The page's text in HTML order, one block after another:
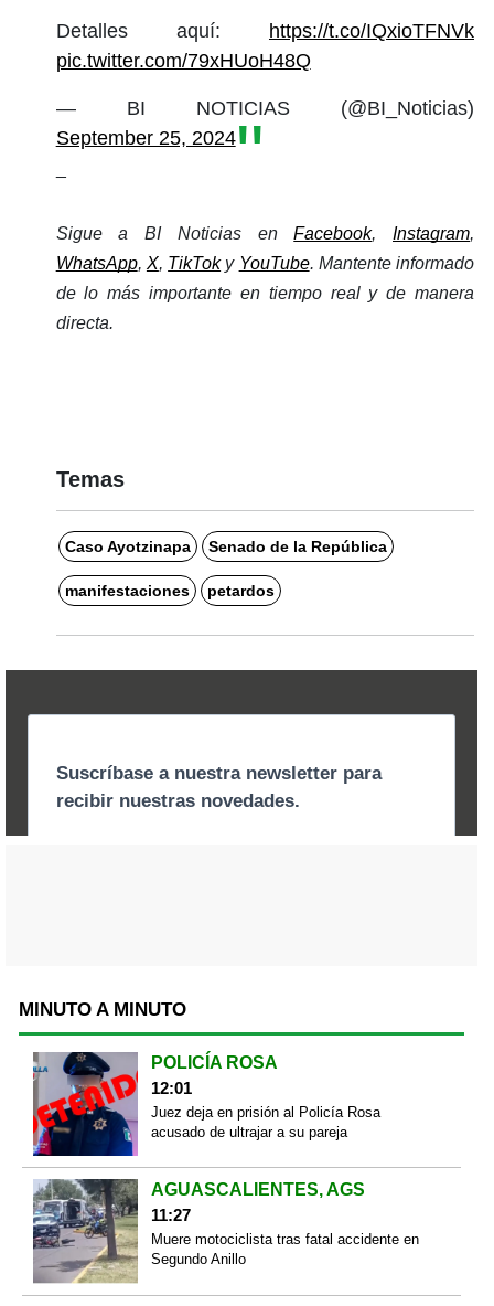
Detalles aquí: https://t.co/IQxioTFNVk
pic.twitter.com/79xHUoH48Q
— BI NOTICIAS (@BI_Noticias)
September 25, 2024
Sigue a BI Noticias en Facebook, Instagram,
WhatsApp, X, TikTok y YouTube. Mantente informado
de lo más importante en tiempo real y de manera
directa.
Temas
Caso Ayotzinapa Senado de la República
manifestaciones petardos
MINUTO A MINUTO
POLICÍA ROSA
12:01
Juez deja en prisión al Policía Rosa
acusado de ultrajar a su pareja
AGUASCALIENTES, AGS
11:27
Muere motociclista tras fatal accidente en
Segundo Anillo